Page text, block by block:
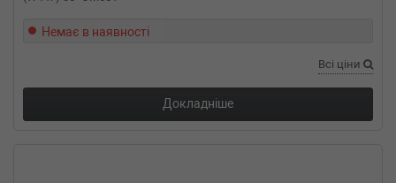
Немає в наявності
Всі ціни
Докладніше